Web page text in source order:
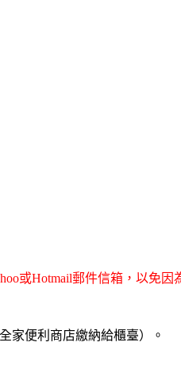
或Hotmail郵件信箱，以免
家便利商店繳納給櫃臺）。